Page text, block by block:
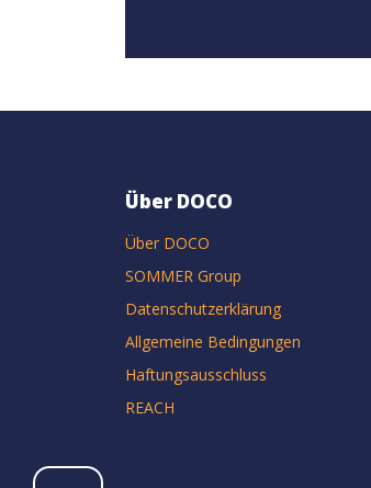
Über DOCO
Über DOCO
SOMMER Group
Datenschutzerklärung
Allgemeine Bedingungen
Haftungsausschluss
REACH